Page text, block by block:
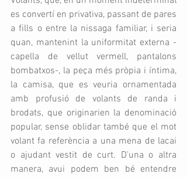
es convertí en privativa, passant de pares
a fills o entre la nissaga familiar, i seria
quan, mantenint la uniformitat externa -
capella de vellut vermell, pantalons
bombatxos-, la peça més pròpia i íntima,
la camisa, que es veuria ornamentada
amb profusió de volants de randa i
brodats, que originarien la denominació
popular, sense oblidar també que el mot
volant fa referència a una mena de lacai
o ajudant vestit de curt. D’una o altra
manera, avui podem ben bé entendre